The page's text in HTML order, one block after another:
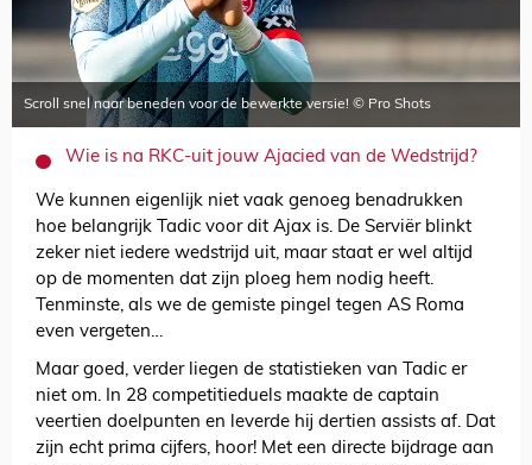
Scroll snel naar beneden voor de bewerkte versie! © Pro Shots
Wie is na RKC-uit jouw Ajacied van de Wedstrijd?
We kunnen eigenlijk niet vaak genoeg benadrukken
hoe belangrijk Tadic voor dit Ajax is. De Serviër blinkt
zeker niet iedere wedstrijd uit, maar staat er wel altijd
op de momenten dat zijn ploeg hem nodig heeft.
Tenminste, als we de gemiste pingel tegen AS Roma
even vergeten…
Maar goed, verder liegen de statistieken van Tadic er
niet om. In 28 competitieduels maakte de captain
veertien doelpunten en leverde hij dertien assists af. Dat
zijn echt prima cijfers, hoor! Met een directe bijdrage aan